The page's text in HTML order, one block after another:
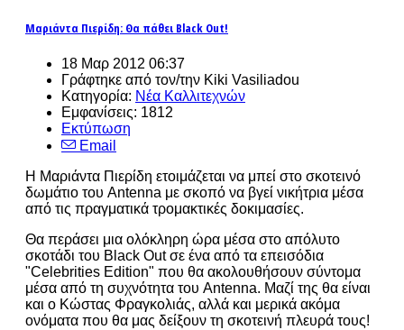
Μαριάντα Πιερίδη: Θα πάθει Black Out!
18 Μαρ 2012 06:37
Γράφτηκε από τον/την Kiki Vasiliadou
Κατηγορία: Νέα Καλλιτεχνών
Εμφανίσεις: 1812
Εκτύπωση
Email
Η Μαριάντα Πιερίδη ετοιμάζεται να μπεί στο σκοτεινό
δωμάτιο του Antenna με σκοπό να βγεί νικήτρια μέσα
από τις πραγματικά τρομακτικές δοκιμασίες.
Θα περάσει μια ολόκληρη ώρα μέσα στο απόλυτο
σκοτάδι του Black Out σε ένα από τα επεισόδια
"Celebrities Edition" που θα ακολουθήσουν σύντομα
μέσα από τη συχνότητα του Antenna. Μαζί της θα είναι
και ο Κώστας Φραγκολιάς, αλλά και μερικά ακόμα
ονόματα που θα μας δείξουν τη σκοτεινή πλευρά τους!